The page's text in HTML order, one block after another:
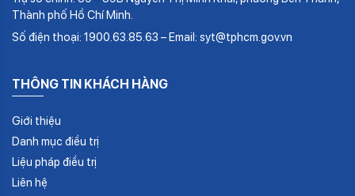
Thành phố Hồ Chí Minh.
Số điện thoại: 1900.63.85.63 – Email: syt@tphcm.gov.vn
THÔNG TIN KHÁCH HÀNG
Giới thiệu
Danh mục điều trị
Liệu pháp điều trị
Liên hệ